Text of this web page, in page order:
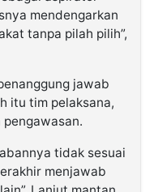
mendengarkan
tanpa pilah pilih”,
jawab
itu tim pelaksana,
tidak sesuai
menjawab